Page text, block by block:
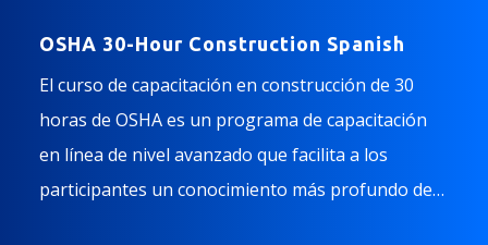
OSHA 30-Hour Construction Spanish
El curso de capacitación en construcción de 30
horas de OSHA es un programa de capacitación
en línea de nivel avanzado que facilita a los
participantes un conocimiento más profundo de